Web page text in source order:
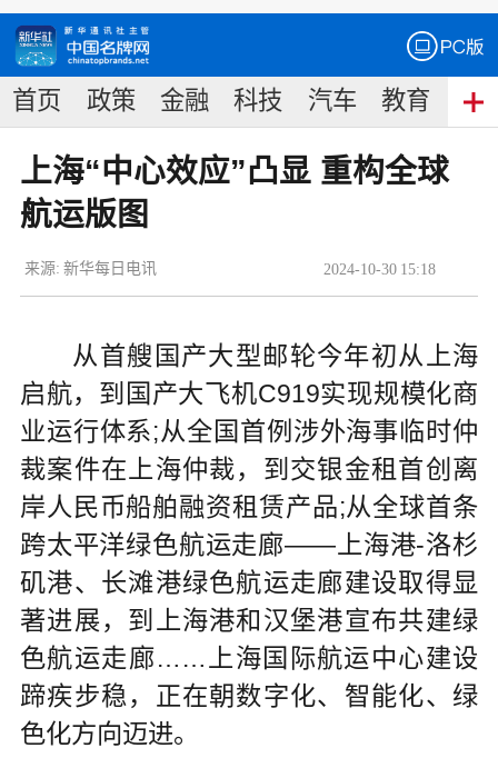
首页 政策 金融 科技 汽车 教育 食
上海“中心效应”凸显 重构全球
航运版图
2024-10-30 15:18
来源: 新华每日电讯
从首艘国产大型邮轮今年初从上海
启航，到国产大飞机C919实现规模化商
业运行体系;从全国首例涉外海事临时仲
裁案件在上海仲裁，到交银金租首创离
岸人民币船舶融资租赁产品;从全球首条
跨太平洋绿色航运走廊——上海港-洛杉
矶港、长滩港绿色航运走廊建设取得显
著进展，到上海港和汉堡港宣布共建绿
色航运走廊……上海国际航运中心建设
蹄疾步稳，正在朝数字化、智能化、绿
色化方向迈进。